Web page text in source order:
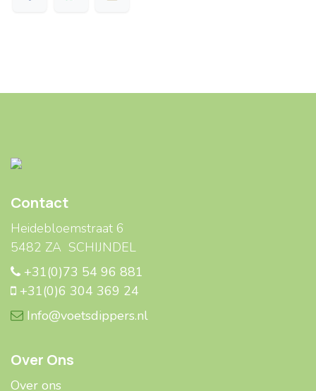
Contact
Heidebloemstraat 6
5482 ZA SCHIJNDEL
+31(0)73 54 96 881
+31(0)6 304 369 24
Info@voetsdippers.nl
Over Ons
Over ons